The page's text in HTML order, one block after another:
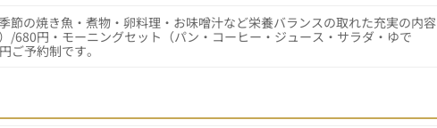
節の焼き魚・煮物・卵料理・お味噌汁など栄養バランスの取れた充実の内容
/680円・モーニングセット（パン・コーヒー・ジュース・サラダ・ゆで
ご予約制です。